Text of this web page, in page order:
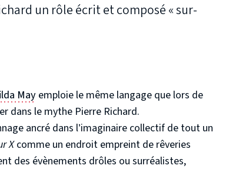
un rôle écrit et composé « sur-
Mayemploie le même langage que lors de
dans le mythe Pierre Richard.
ancré dans l’imaginaire collectif de tout un
Xcomme un endroit empreint de rêveries
des évènements drôles ou surréalistes,